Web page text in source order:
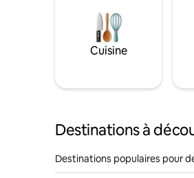
Cuisine
Destinations à
Destinations populaires pour